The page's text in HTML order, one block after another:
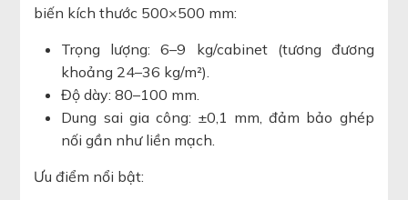
biến kích thước 500×500 mm:
Trọng lượng: 6–9 kg/cabinet (tương đương
khoảng 24–36 kg/m²).
Độ dày: 80–100 mm.
Dung sai gia công: ±0,1 mm, đảm bảo ghép
nối gần như liền mạch.
Ưu điểm nổi bật: